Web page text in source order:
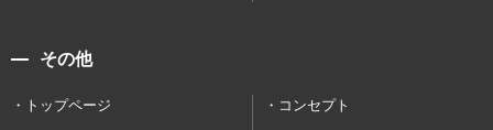
その他
トップページ コンセプト